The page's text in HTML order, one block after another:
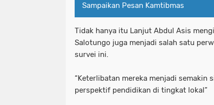
Sampaikan Pesan Kamtibmas
Tidak hanya itu Lanjut Abdul Asis
Salotungo juga menjadi salah satu
survei ini.
“Keterlibatan mereka menjadi semakin
perspektif pendidikan di tingkat lokal”